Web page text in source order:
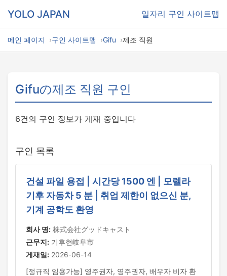
YOLO JAPAN 일자리 구인 사이트맵
메인 페이지 구인 사이트맵 Gifu 제조 직원
Gifuの제조 직원 구인
6건의 구인 정보가 게재 중입니다
구인 목록
건설 파일 용접 | 시간당 1500 엔 | 모렐라
기후 자동차 5 분 | 취업 제한이 없으신 분,
기계 공학도 환영
회사 명: 株式会社グッドキャスト
근무지: 기후현岐阜市
게재일: 2026-06-14
[정규직 임용가능] 영주권자, 영주권자, 배우자 비자 환